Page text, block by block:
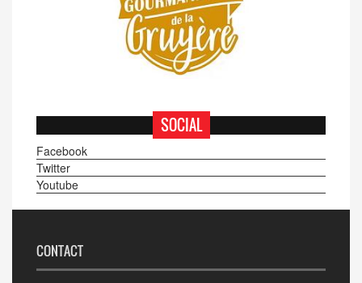
SOCIAL
Facebook
Twitter
Youtube
CONTACT